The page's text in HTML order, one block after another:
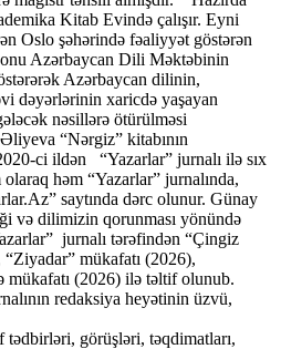
Kitab Evində çalışır. Eyni
Oslo şəhərində fəaliyyət göstərən
Azərbaycan Dili Məktəbinin
Azərbaycan dilinin,
dəyərlərinin xaricdə yaşayan
nəsillərə ötürülməsi
“Nərgiz” kitabının
ci ildən “Yazarlar” jurnalı ilə sıx
həm “Yazarlar” jurnalında,
saytında dərc olunur. Günay
və dilimizin qorunması yönündə
jurnalı tərəfindən “Çingiz
mükafatı (2026),
(2026) ilə təltif olunub.
redaksiya heyətinin üzvü,
görüşləri, təqdimatları,